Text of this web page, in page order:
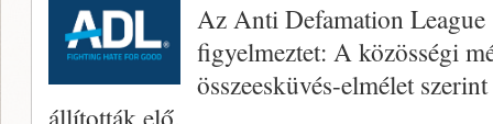
Az Anti Defamation
figyelmeztet: A közösségi
összeesküvés-elmélet